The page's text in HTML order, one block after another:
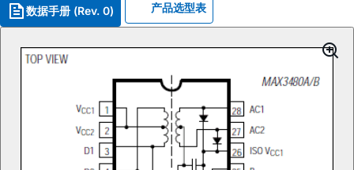
数据手册 (Rev. 0) 产品选型表